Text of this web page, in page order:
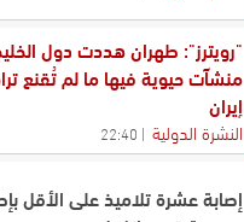
"رويترز": طهران هددت دول
منشآت ​حيوية فيها ما لم تُقنع
إيران
النشرة الدولية 22:40
إصابة عشرة تلاميذ على الأقل